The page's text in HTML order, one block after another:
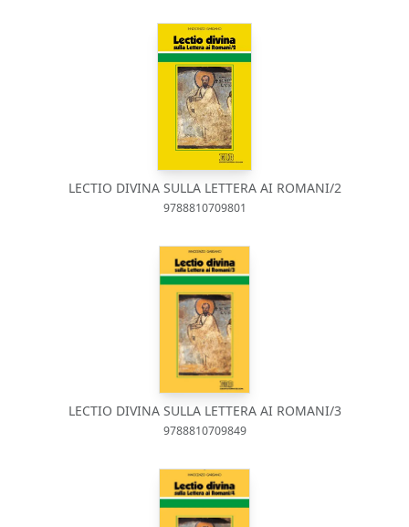
LECTIO DIVINA SULLA LETTERA AI ROMANI/2
9788810709801
LECTIO DIVINA SULLA LETTERA AI ROMANI/3
9788810709849